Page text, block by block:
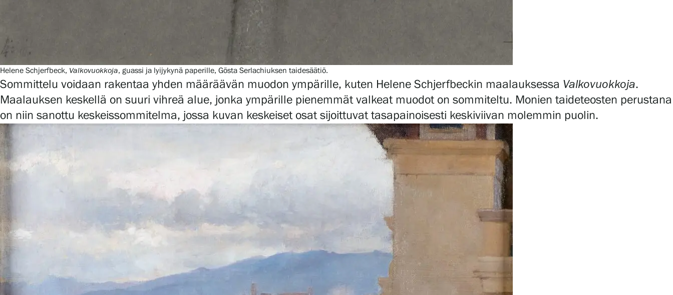
Helene Schjerfbeck, Valkovuokkoja, guassi ja lyijykynä paperille, Gösta Serlachiuksen taidesäätiö.
Sommittelu voidaan rakentaa yhden määräävän muodon ympärille, kuten Helene Schjerfbeckin maalauksessa Valkovuokkoja.
Maalauksen keskellä on suuri vihreä alue, jonka ympärille pienemmät valkeat muodot on sommiteltu. Monien taideteosten perustana
on niin sanottu keskeissommitelma, jossa kuvan keskeiset osat sijoittuvat tasapainoisesti keskiviivan molemmin puolin.